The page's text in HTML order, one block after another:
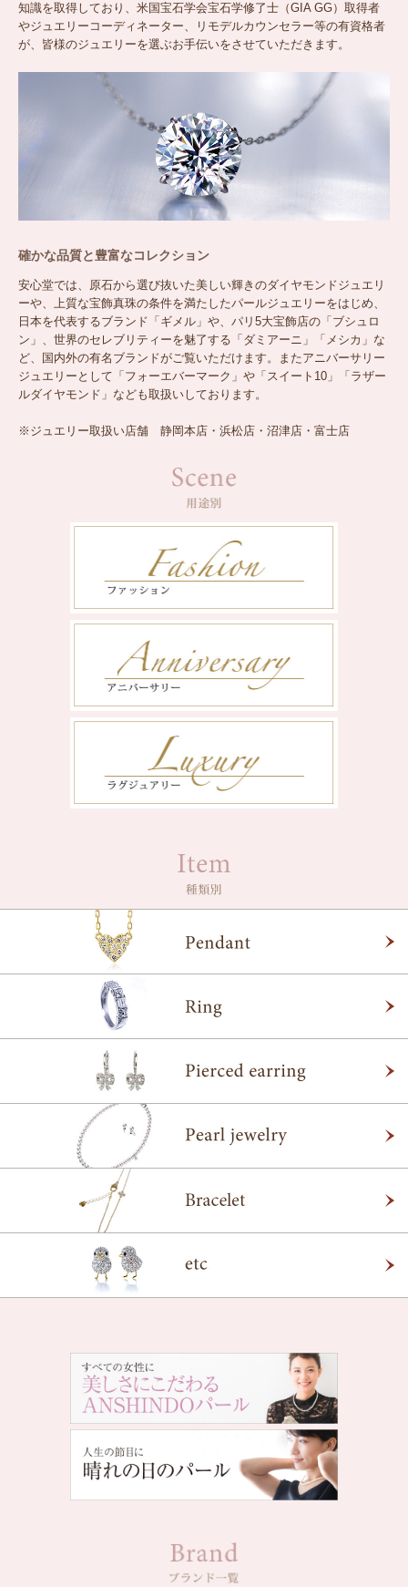
知識を取得しており、米国宝石学会宝石学修了士（GIA GG）取得者
やジュエリーコーディネーター、リモデルカウンセラー等の有資格者
が、皆様のジュエリーを選ぶお手伝いをさせていただきます。
確かな品質と豊富なコレクション
安心堂では、原石から選び抜いた美しい輝きのダイヤモンドジュエリ
ーや、上質な宝飾真珠の条件を満たしたパールジュエリーをはじめ、
日本を代表するブランド「ギメル」や、パリ5大宝飾店の「ブシュロ
ン」、世界のセレブリティーを魅了する「ダミアーニ」「メシカ」な
ど、国内外の有名ブランドがご覧いただけます。またアニバーサリー
ジュエリーとして「フォーエバーマーク」や「スイート10」「ラザー
ルダイヤモンド」なども取扱いしております。
※ジュエリー取扱い店舗 静岡本店・浜松店・沼津店・富士店